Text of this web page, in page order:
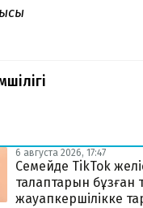
6 августа 2026, 17:47
Семейде TikTok
талаптарын бұзған
жауапкершілікке